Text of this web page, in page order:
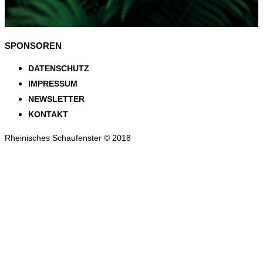
SPONSOREN
DATENSCHUTZ
IMPRESSUM
NEWSLETTER
KONTAKT
Rheinisches Schaufenster © 2018